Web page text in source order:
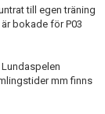
till egen träning
bokade för P03
mm finns